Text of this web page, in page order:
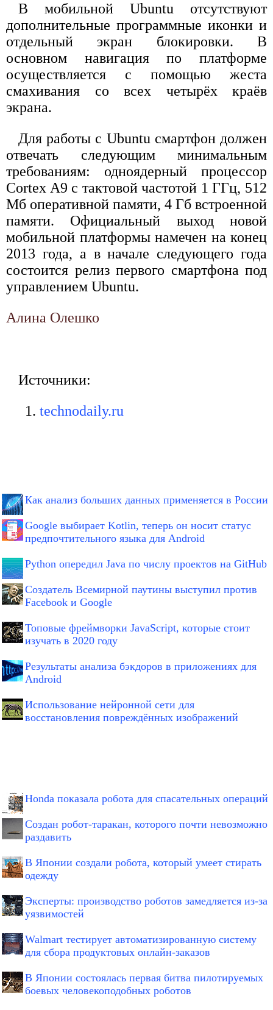
В мобильной Ubuntu отсутствуют
дополнительные программные иконки и
отдельный экран блокировки. В
основном навигация по платформе
осуществляется с помощью жеста
смахивания со всех четырёх краёв
экрана.
Для работы с Ubuntu смартфон должен
отвечать следующим минимальным
требованиям: одноядерный процессор
Cortex A9 с тактовой частотой 1 ГГц, 512
Мб оперативной памяти, 4 Гб встроенной
памяти. Официальный выход новой
мобильной платформы намечен на конец
2013 года, а в начале следующего года
состоится релиз первого смартфона под
управлением Ubuntu.
Алина Олешко
Источники:
technodaily.ru
Как анализ больших данных применяется в России
Google выбирает Kotlin, теперь он носит статус
предпочтительного языка для Android
Python опередил Java по числу проектов на GitHub
Создатель Всемирной паутины выступил против
Facebook и Google
Топовые фреймворки JavaScript, которые стоит
изучать в 2020 году
Результаты анализа бэкдоров в приложениях для
Android
Использование нейронной сети для
восстановления повреждённых изображений
Honda показала робота для спасательных операций
Создан робот-таракан, которого почти невозможно
раздавить
В Японии создали робота, который умеет стирать
одежду
Эксперты: производство роботов замедляется из-за
уязвимостей
Walmart тестирует автоматизированную систему
для сбора продуктовых онлайн-заказов
В Японии состоялась первая битва пилотируемых
боевых человекоподобных роботов